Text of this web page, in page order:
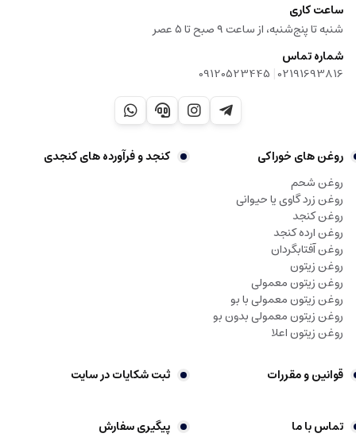
ساعت کاری
شنبه تا پنج‌شنبه، از ساعت ۹ صبح تا ۵ عصر
شماره تماس
02191693816
|
09120523445
روغن های خوراکی
روغن شحم
روغن زرد گاوی یا حیوانی
روغن کنجد
روغن ارده کنجد
روغن آفتابگردان
روغن زیتون
روغن زیتون معمولی
روغن زیتون معمولی با بو
روغن زیتون معمولی بدون بو
روغن زیتون اعلا
کنجد و فرآورده های کنجدی
قوانین و مقررات ثبت شکایات در سایت
تماس با ما پیگیری سفارش